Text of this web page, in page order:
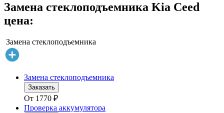
Замена стеклоподъемника Kia Ceed
цена:
Замена стеклоподъемника
Замена стеклоподъемника
Заказать
От 1770 ₽
Проверка аккумулятора